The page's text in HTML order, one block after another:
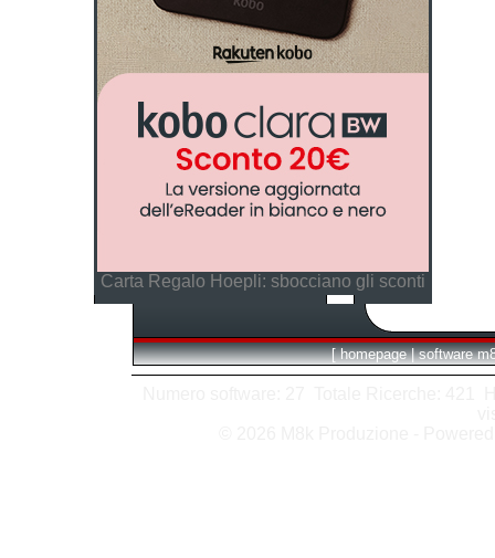
Carta Regalo Hoepli: sbocciano gli sconti
[ homepage | software